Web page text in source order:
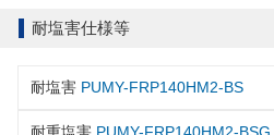
耐塩害仕様等
耐塩害 PUMY-FRP140HM2-BS